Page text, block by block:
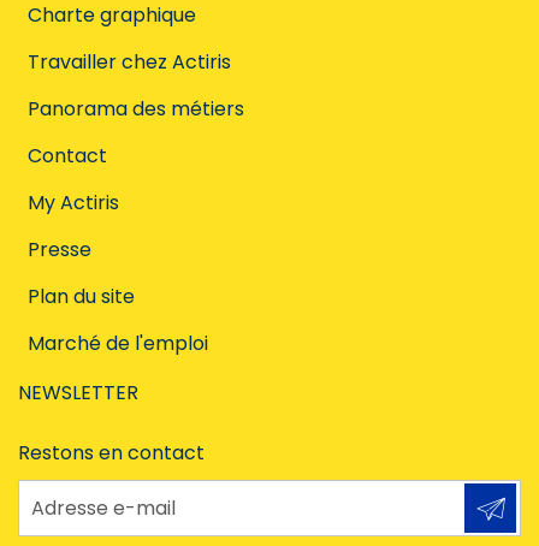
Charte graphique
Travailler chez Actiris
Panorama des métiers
Contact
My Actiris
Presse
Plan du site
Marché de l'emploi
NEWSLETTER
Restons en contact
Adresse e-mail